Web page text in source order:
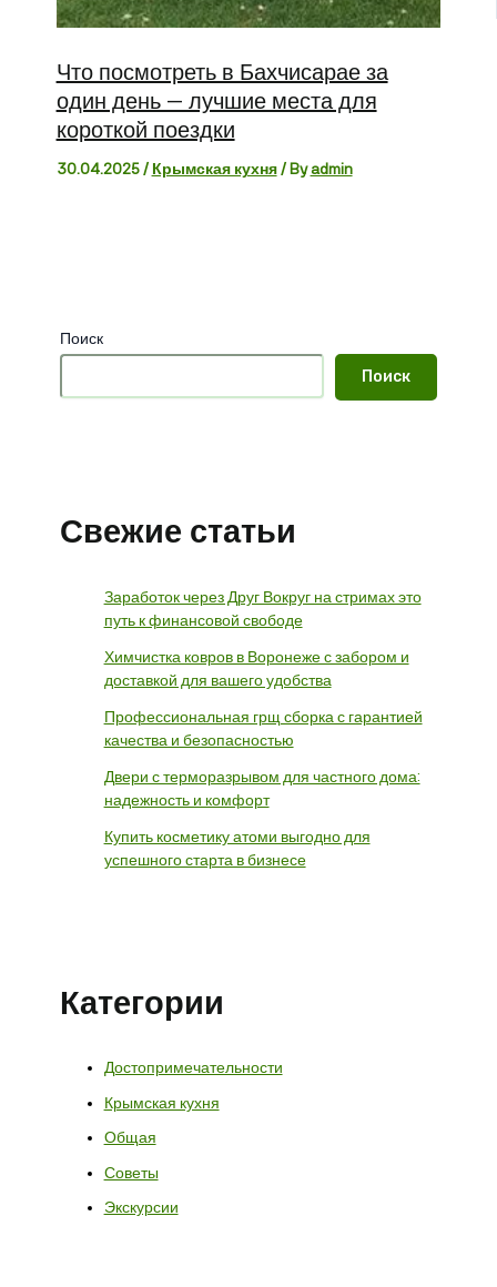
Что посмотреть в Бахчисарае за
один день — лучшие места для
короткой поездки
30.04.2025/ Крымская кухня/ Byadmin
Поиск
Поиск
Свежие статьи
Заработок через Друг Вокруг на стримах это
путь к финансовой свободе
Химчистка ковров в Воронеже с забором и
доставкой для вашего удобства
Профессиональная грщ сборка с гарантией
качества и безопасностью
Двери с терморазрывом для частного дома:
надежность и комфорт
Купить косметику атоми выгодно для
успешного старта в бизнесе
Категории
Достопримечательности
Крымская кухня
Общая
Советы
Экскурсии